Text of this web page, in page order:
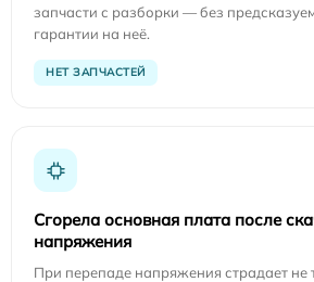
запчасти с разборки — без
гарантии на неё.
НЕТ ЗАПЧАСТЕЙ
Сгорела основная плата после
напряжения
При перепаде напряжения страдает не